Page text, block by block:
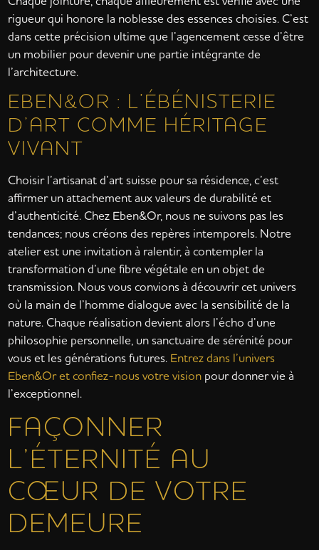
rigueur qui honore la noblesse des essences choisies. C’est
dans cette précision ultime que l’agencement cesse d’être
un mobilier pour devenir une partie intégrante de
l’architecture.
EBEN&OR : L’ÉBÉNISTERIE
D’ART COMME HÉRITAGE
VIVANT
Choisir l’artisanat d’art suisse pour sa résidence, c’est
affirmer un attachement aux valeurs de durabilité et
d’authenticité. Chez Eben&Or, nous ne suivons pas les
tendances; nous créons des repères intemporels. Notre
atelier est une invitation à ralentir, à contempler la
transformation d’une fibre végétale en un objet de
transmission. Nous vous convions à découvrir cet univers
où la main de l’homme dialogue avec la sensibilité de la
nature. Chaque réalisation devient alors l’écho d’une
philosophie personnelle, un sanctuaire de sérénité pour
vous et les générations futures. Entrez dans l’univers
Eben&Or et confiez-nous votre vision pour donner vie à
l’exceptionnel.
FAÇONNER
L’ÉTERNITÉ AU
CŒUR DE VOTRE
DEMEURE